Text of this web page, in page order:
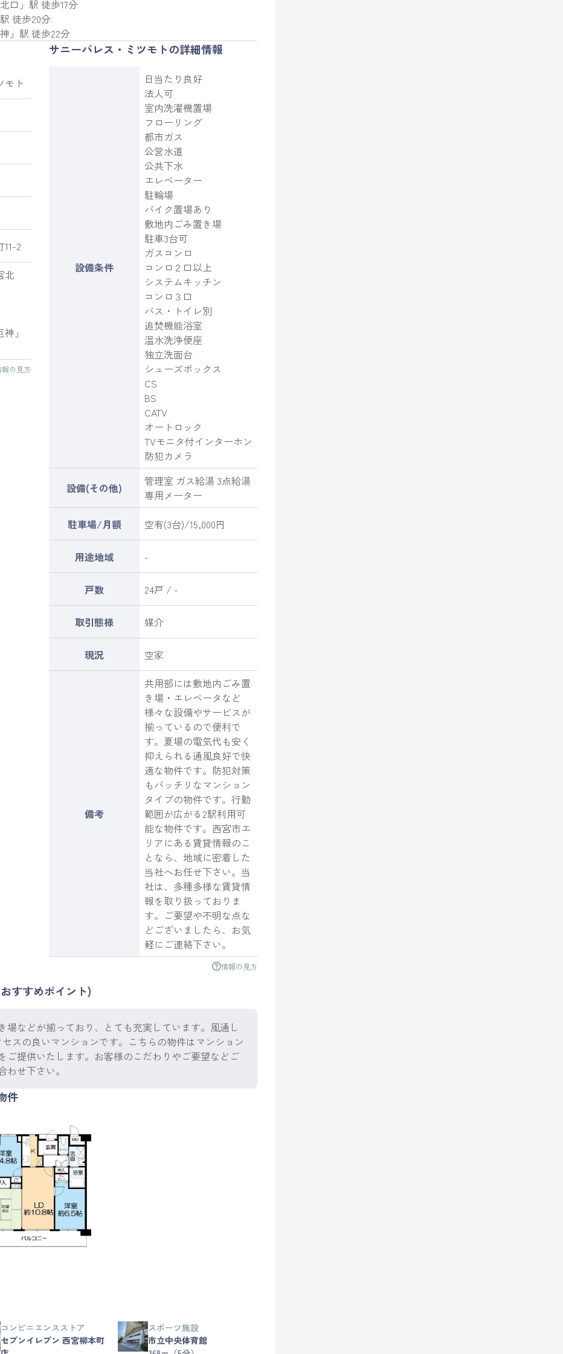
口 」駅 徒歩17分
徒歩20分
」駅 徒歩22分
モト
11-2
北
神 」
報の見方
サニーパレス・ミツモトの詳細情報
設備条件
日当たり良好
法人可
室内洗濯機置場
フローリング
都市ガス
公営水道
公共下水
エレベーター
駐輪場
バイク置場あり
敷地内ごみ置き場
駐車3台可
ガスコンロ
コンロ２口以上
システムキッチン
コンロ３口
バス・トイレ別
追焚機能浴室
温水洗浄便座
独立洗面台
シューズボックス
CS
BS
CATV
オートロック
TVモニタ付インターホン
防犯カメラ
設備(その他)
管理室 ガス給湯 3点給湯
専用メーター
駐車場/月額
空有(3台)/15,000円
用途地域 -
戸数 24戸 / -
取引態様 媒介
現況 空家
備考
共用部には敷地内ごみ置
き場・エレベータなど
様々な設備やサービスが
揃っているので便利で
す。夏場の電気代も安く
抑えられる通風良好で快
適な物件です。防犯対策
もバッチリなマンション
タイプの物件です。行動
範囲が広がる2駅利用可
能な物件です。西宮市エ
リアにある賃貸情報のこ
となら、地域に密着した
当社へお任せ下さい。当
社は、多種多様な賃貸情
報を取り扱っておりま
す。ご要望や不明な点な
どございましたら、お気
軽にご連絡下さい。
情報の見方
すすめポイント)
などが揃っており、とても充実しています。風通し
スの良いマンションです。こちらの物件はマンション
ご提供いたします。お客様のこだわりやご要望などご
せ下さい。
件
コンビニエンスストア
セブンイレブン 西宮柳本町
スポーツ施設
市立中央体育館